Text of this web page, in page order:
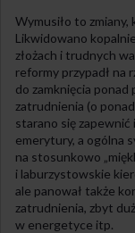
Wymusiło to
Likwidowano
złożach i trudnych
reformy przypadł na
do zamknięcia
zatrudnienia (o
starano się zapewnić
emerytury, a ogólna
na stosunkowo
i laburzystowskie
ale panował także
zatrudnienia, zbyt
w energetyce itp.